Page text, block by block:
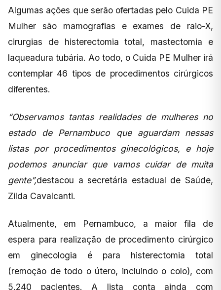
Algumas ações que serão ofertadas pelo Cuida PE
Mulher são mamografias e exames de raio-X,
cirurgias de histerectomia total, mastectomia e
laqueadura tubária. Ao todo, o Cuida PE Mulher irá
contemplar 46 tipos de procedimentos cirúrgicos
diferentes.
“Observamos tantas realidades de mulheres no
estado de Pernambuco que aguardam nessas
listas por procedimentos ginecológicos, e hoje
podemos anunciar que vamos cuidar de muita
gente”,destacou a secretária estadual de Saúde,
Zilda Cavalcanti.
Atualmente, em Pernambuco, a maior fila de
espera para realização de procedimento cirúrgico
em ginecologia é para histerectomia total
(remoção de todo o útero, incluindo o colo), com
5.240 pacientes. A lista conta ainda com